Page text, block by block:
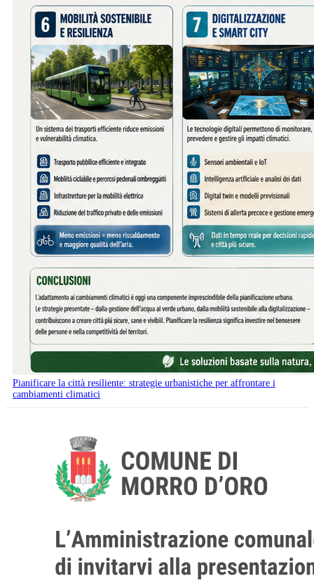
Pianificare la città resiliente: strategie urbanistiche per affrontare i
cambiamenti climatici